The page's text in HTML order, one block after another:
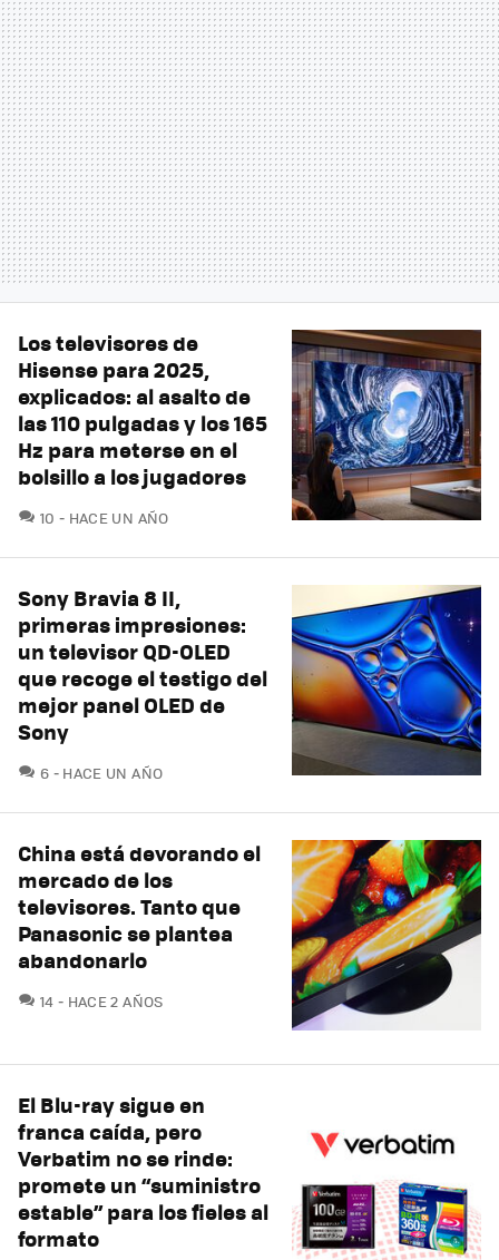
Los televisores de
Hisense para 2025,
explicados: al asalto de
las 110 pulgadas y los 165
Hz para meterse en el
bolsillo a los jugadores
10 COMENTARIOS
HACE UN AÑO
Sony Bravia 8 II,
primeras impresiones:
un televisor QD-OLED
que recoge el testigo del
mejor panel OLED de
Sony
6 COMENTARIOS
HACE UN AÑO
China está devorando el
mercado de los
televisores. Tanto que
Panasonic se plantea
abandonarlo
14 COMENTARIOS
HACE 2 AÑOS
El Blu-ray sigue en
franca caída, pero
Verbatim no se rinde:
promete un “suministro
estable” para los fieles al
formato